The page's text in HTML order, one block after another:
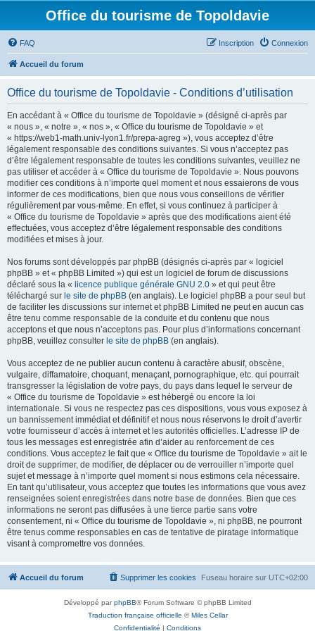
Office du tourisme de Topoldavie
FAQ Connexion
Inscription
Accueil du forum
Office du tourisme de Topoldavie - Conditions d’utilisation
En accédant à « Office du tourisme de Topoldavie » (désigné ci-après par
« nous », « notre », « nos », « Office du tourisme de Topoldavie » et
« https://web1-math.univ-lyon1.fr/prepa-agreg »), vous acceptez d’être
légalement responsable des conditions suivantes. Si vous n’acceptez pas
d’être légalement responsable de toutes les conditions suivantes, veuillez ne
pas utiliser et accéder à « Office du tourisme de Topoldavie ». Nous pouvons
modifier ces conditions à n’importe quel moment et nous essaierons de vous
informer de ces modifications, bien que nous vous conseillons de vérifier
régulièrement par vous-même. En effet, si vous continuez à participer à
« Office du tourisme de Topoldavie » après que des modifications aient été
effectuées, vous acceptez d’être légalement responsable des conditions
modifiées et mises à jour.
Nos forums sont développés par phpBB (désignés ci-après par « logiciel
phpBB » et « phpBB Limited ») qui est un logiciel de forum de discussions
déclaré sous la « licence publique générale GNU 2.0 » et qui peut être
téléchargé sur le site de phpBB (en anglais). Le logiciel phpBB a pour seul but
de faciliter les discussions sur internet et phpBB Limited ne peut en aucun cas
être tenu comme responsable de la conduite et du contenu que nous
acceptons et que nous n’acceptons pas. Pour plus d’informations concernant
phpBB, veuillez consulter le site de phpBB (en anglais).
Vous acceptez de ne publier aucun contenu à caractère abusif, obscène,
vulgaire, diffamatoire, choquant, menaçant, pornographique, etc. qui pourrait
transgresser la législation de votre pays, du pays dans lequel le serveur de
« Office du tourisme de Topoldavie » est hébergé ou encore la loi
internationale. Si vous ne respectez pas ces dispositions, vous vous exposez à
un bannissement immédiat et définitif et nous nous réservons le droit d’avertir
votre fournisseur d’accès à internet et les autorités officielles. L’adresse IP de
tous les messages est enregistrée afin d’aider au renforcement de ces
conditions. Vous acceptez le fait que « Office du tourisme de Topoldavie » ait le
droit de supprimer, de modifier, de déplacer ou de verrouiller n’importe quel
sujet et message à n’importe quel moment si nous estimons cela nécessaire.
En tant qu’utilisateur, vous acceptez que toutes les informations que vous avez
renseignées soient enregistrées dans notre base de données. Bien que ces
informations ne seront pas diffusées à une tierce partie sans votre
consentement, ni « Office du tourisme de Topoldavie », ni phpBB, ne pourront
être tenus comme responsables en cas de tentative de piratage informatique
visant à compromettre vos données.
Accueil du forum Fuseau horaire sur UTC+02:00
Supprimer les cookies
Développé parphpBB® Forum Software © phpBB Limited
Traduction française officielle ©Miles Cellar
Confidentialité | Conditions